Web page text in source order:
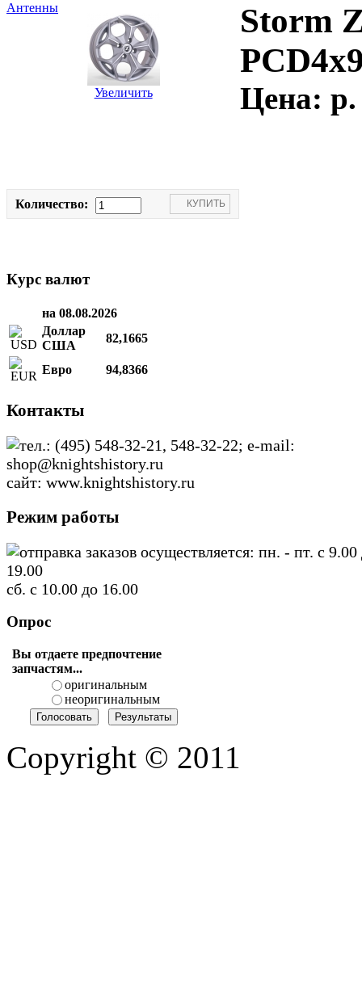
Антенны
Увеличить
Storm
Цена:p.
Количество:
Курс валют
на 08.08.2026
Доллар
США
82,1665
Евро 94,8366
Контакты
тел.: (495) 548-32-21, 548-32-22; e-mail:
shop@knightshistory.ru
сайт: www.knightshistory.ru
Режим работы
отправка заказов осуществляется: пн. - пт. с 9.00
19.00
сб. с 10.00 до 16.00
Опрос
Вы отдаете предпочтение
запчастям...
оригинальным
неоригинальным
Copyright © 2011